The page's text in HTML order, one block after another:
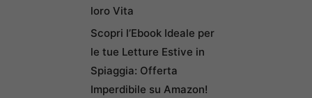
loro Vita
Scopri l’Ebook Ideale per
le tue Letture Estive in
Spiaggia: Offerta
Imperdibile su Amazon!